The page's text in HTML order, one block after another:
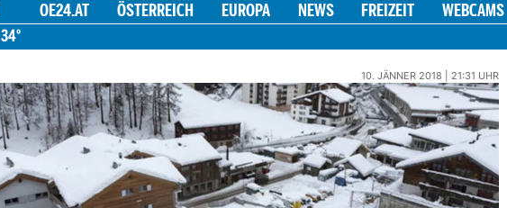
OE24.AT ÖSTERREICH EUROPA NEWS FREIZEIT WEBCAMS
34°
10. JÄNNER 2018 | 21:31 UHR